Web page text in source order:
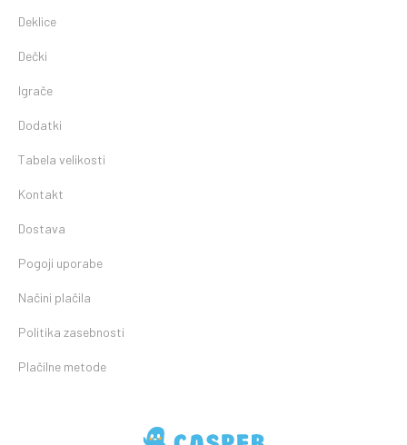
Deklice
Dečki
Igrače
Dodatki
Tabela velikosti
Kontakt
Dostava
Pogoji uporabe
Načini plačila
Politika zasebnosti
Plačilne metode